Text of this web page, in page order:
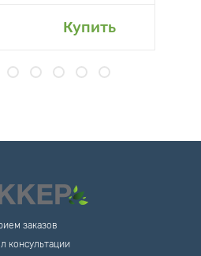
Купить
заказов
консультации